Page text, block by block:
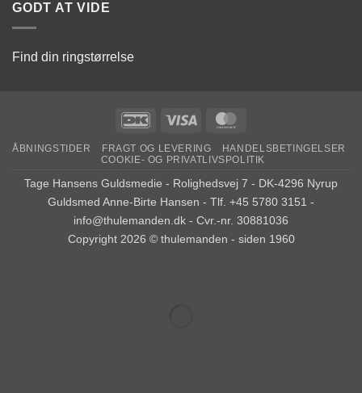
GODT AT VIDE
Find din ringstørrelse
DanKort Visa
ÅBNINGSTIDER FRAGT OG LEVERING
HANDELSBETINGELSER
COOKIE- OG PRIVATLIVSPOLITIK
Tage Hansens Guldsmedie - Rolighedsvej 7 - DK-4296 Nyrup
Guldsmed Anne-Birte Hansen - Tlf. +45 5780 3151 -
info@thulemanden.dk - Cvr.-nr. 30881036
Copyright 2026 © thulemanden - siden 1960